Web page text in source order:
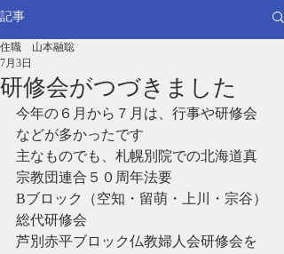
記事
研修会がつづきました
住職 山本融聡
7月3日
今年の６月から７月は、行事や研修会
などが多かったです
主なものでも、札幌別院での北海道真
宗教団連合５０周年法要
Bブロック（空知・留萌・上川・宗谷）
総代研修会
芦別赤平ブロック仏教婦人会研修会を